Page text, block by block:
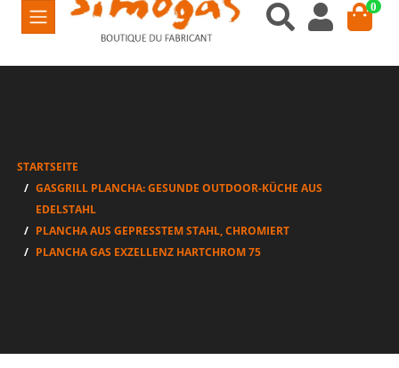
0
STARTSEITE
GASGRILL PLANCHA: GESUNDE OUTDOOR-KÜCHE AUS
EDELSTAHL
PLANCHA AUS GEPRESSTEM STAHL, CHROMIERT
PLANCHA GAS EXZELLENZ HARTCHROM 75